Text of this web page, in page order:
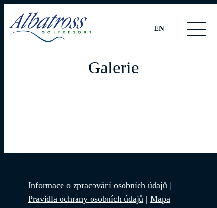
EN
Galerie
Informace o zpracování osobních údajů |
Pravidla ochrany osobních údajů | Mapa